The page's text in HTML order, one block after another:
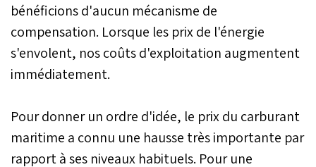
bénéficions d'aucun mécanisme de
compensation. Lorsque les prix de l'énergie
s'envolent, nos coûts d'exploitation augmentent
immédiatement.
Pour donner un ordre d'idée, le prix du carburant
maritime a connu une hausse très importante par
rapport à ses niveaux habituels. Pour une